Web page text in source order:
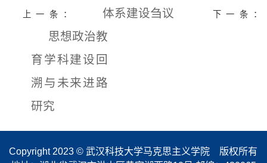
上一条：
体系建设刍议
下一条：
思想政治教
育学科建设回
溯与未来进路
研究
Copyright 2023 © 武汉科技大学马克思主义学院 版权所有